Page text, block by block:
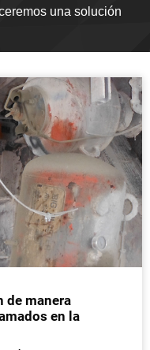
una solución
de manera
en la